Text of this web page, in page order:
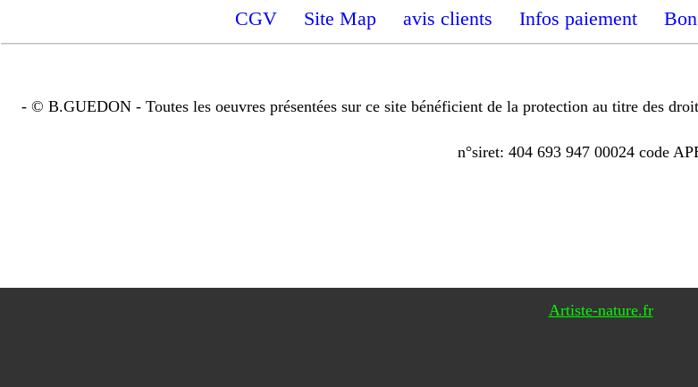
CGV Site Map avis clients Infos paiement
- © B.GUEDON - Toutes les oeuvres présentées sur ce site bénéficient de la protection au titre des
n°siret: 404 693 947 00024 code
Artiste-nature.fr